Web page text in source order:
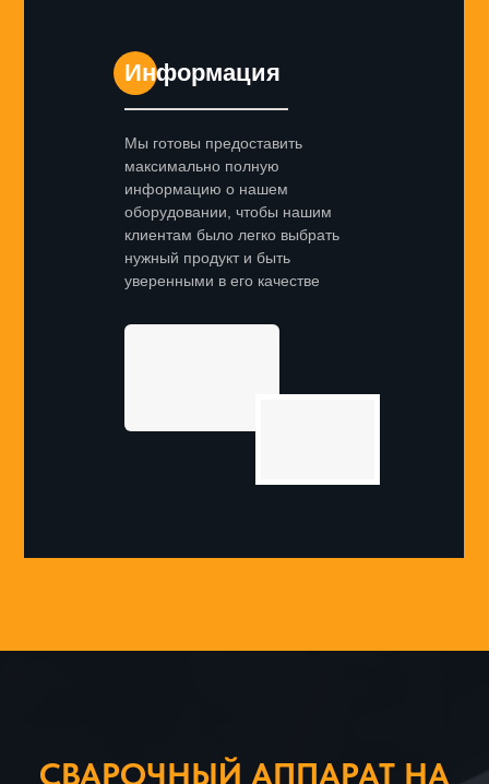
Мы готовы предоставить
максимально полную
информацию о нашем
оборудовании, чтобы нашим
клиентам было легко выбрать
нужный продукт и быть
уверенными в его качестве
Информация
СВАРОЧНЫЙ АППАРАТ НА